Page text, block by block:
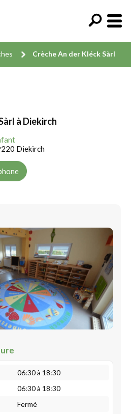
Crèche An der Kléck Sàrl
à Diekirch
Diekirch
06:30 à 18:30
06:30 à 18:30
Fermé